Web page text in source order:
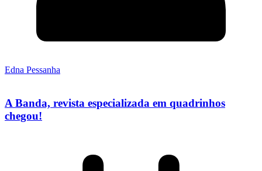
Edna Pessanha
A Banda, revista especializada em quadrinhos
chegou!